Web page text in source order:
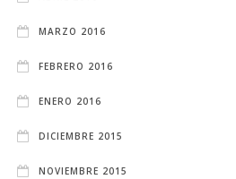
MARZO 2016
FEBRERO 2016
ENERO 2016
DICIEMBRE 2015
NOVIEMBRE 2015